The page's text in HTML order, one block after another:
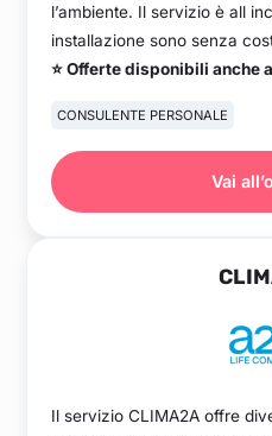
l’ambiente. Il servizio è all
installazione sono senza
⭐ Offerte disponibili anche
CONSULENTE PERSONALE
Vai
Il servizio CLIMA2A offre